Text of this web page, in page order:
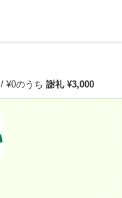
¥0のうち 謝礼 ¥3,000